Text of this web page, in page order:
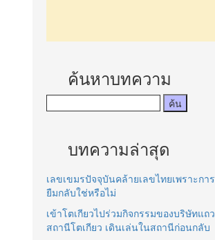
ค้นหาบทความ
บทความล่าสุด
เลขเขมรปัจจุบันคล้ายเลขไทยเพราะการ
ยืมกลับใช่หรือไม่
เข้าโตเกียวไปร่วมกิจกรรมของบริษัทแถว
สถานีโตเกียว เดินเล่นในสถานีก่อนกลับ